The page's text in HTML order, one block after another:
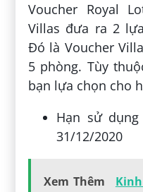
Voucher Royal
Villas đưa ra 2
Đó là Voucher
5 phòng. Tùy
bạn lựa chọn cho
Hạn sử
31/12/2020
Xem Thêm